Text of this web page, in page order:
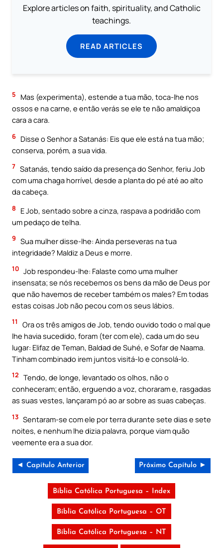
Explore articles on faith, spirituality, and Catholic
teachings.
READ ARTICLES
5
Mas (experimenta), estende a tua mão, toca-lhe nos
ossos e na carne, e então verás se ele te não amaldiçoa
cara a cara.
6 Disse o Senhor a Satanás: Eis que ele está na tua mão;
conserva, porém, a sua vida.
7 Satanás, tendo saído da presença do Senhor, feriu Job
com uma chaga horrível, desde a planta do pé até ao alto
da cabeça.
8
E Job, sentado sobre a cinza, raspava a podridão com
um pedaço de telha.
9 Sua mulher disse-lhe: Ainda perseveras na tua
integridade? Maldiz a Deus e morre.
10 Job respondeu-lhe: Falaste como uma mulher
insensata; se nós recebemos os bens da mão de Deus por
que não havemos de receber também os males? Em todas
estas coisas Job não pecou com os seus lábios.
11
Ora os três amigos de Job, tendo ouvido todo o mal que
lhe havia sucedido, foram (ter com ele), cada um do seu
lugar: Elifaz de Teman, Baldad de Suhé, e Sofar de Naama.
Tinham combinado irem juntos visitá-lo e consolá-lo.
12 Tendo, de longe, levantado os olhos, não o
conheceram; então, erguendo a voz, choraram e, rasgadas
as suas vestes, lançaram pó ao ar sobre as suas cabeças.
13 Sentaram-se com ele por terra durante sete dias e sete
noites, e nenhum lhe dizia palavra, porque viam quão
veemente era a sua dor.
◄ Capítulo Anterior Próximo Capítulo ►
Bíblia Católica Portuguesa – Index
Bíblia Católica Portuguesa – OT
Bíblia Católica Portuguesa – NT